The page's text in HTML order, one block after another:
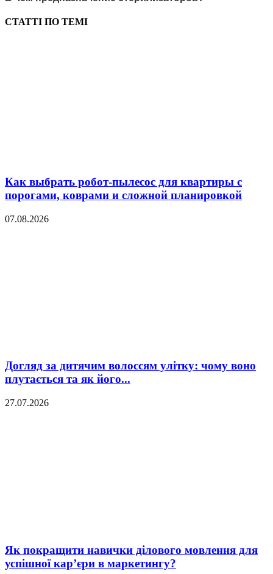
СТАТТІ ПО ТЕМІ
Как выбрать робот-пылесос для квартиры с
порогами, коврами и сложной планировкой
07.08.2026
Догляд за дитячим волоссям улітку: чому воно
плутається та як його...
27.07.2026
Як покращити навички ділового мовлення для
успішної кар’єри в маркетингу?